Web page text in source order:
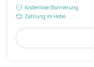
Kostenlose Stornierung
Zahlung im Hotel